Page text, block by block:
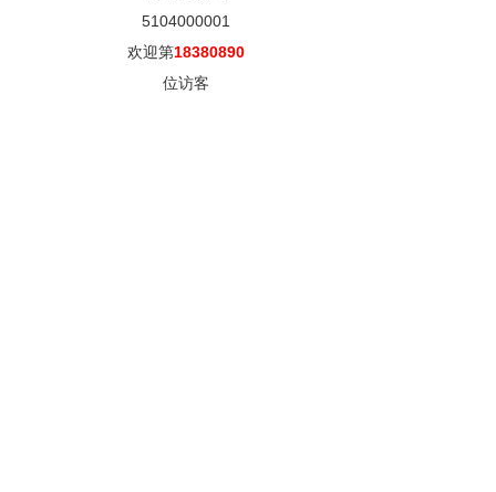
5104000001
欢迎第18380890
位访客